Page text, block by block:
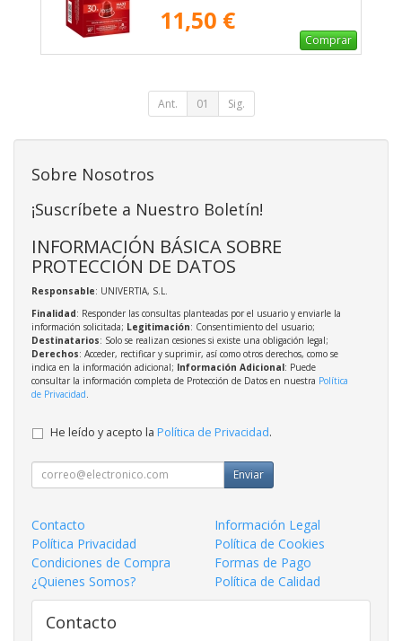
11,50 €
Comprar
Ant. 01 Sig.
Sobre Nosotros
¡Suscríbete a Nuestro Boletín!
INFORMACIÓN BÁSICA SOBRE
PROTECCIÓN DE DATOS
Responsable: UNIVERTIA, S.L.
Finalidad: Responder las consultas planteadas por el usuario y enviarle la
información solicitada; Legitimación: Consentimiento del usuario;
Destinatarios: Solo se realizan cesiones si existe una obligación legal;
Derechos: Acceder, rectificar y suprimir, así como otros derechos, como se
indica en la información adicional; Información Adicional: Puede
consultar la información completa de Protección de Datos en nuestra Política
de Privacidad.
He leído y acepto la Política de Privacidad.
Enviar
Contacto
Información Legal
Política Privacidad
Política de Cookies
Condiciones de Compra
Formas de Pago
¿Quienes Somos?
Política de Calidad
Contacto